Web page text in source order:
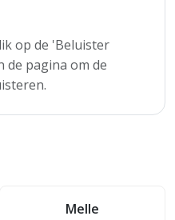
op de 'Beluister
de pagina om de
Melle